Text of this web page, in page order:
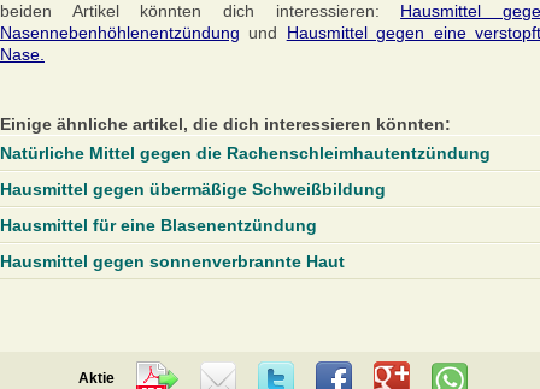
beiden Artikel könnten dich interessieren: Hausmittel
Nasennebenhöhlenentzündung und Hausmittel gegen eine
Nase.
Einige ähnliche artikel, die dich interessieren könnten:
Natürliche Mittel gegen die Rachenschleimhautentzündung
Hausmittel gegen übermäßige Schweißbildung
Hausmittel für eine Blasenentzündung
Hausmittel gegen sonnenverbrannte Haut
Aktie